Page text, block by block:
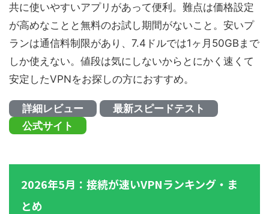
共に使いやすいアプリがあって便利。難点は価格設定
が高めなことと無料のお試し期間がないこと。安いプ
ランは通信料制限があり、7.4ドルでは1ヶ月50GBまで
しか使えない。値段は気にしないからとにかく速くて
安定したVPNをお探しの方におすすめ。
詳細レビュー
最新スピードテスト
公式サイト
2026年5月：接続が速いVPNランキング・ま
とめ